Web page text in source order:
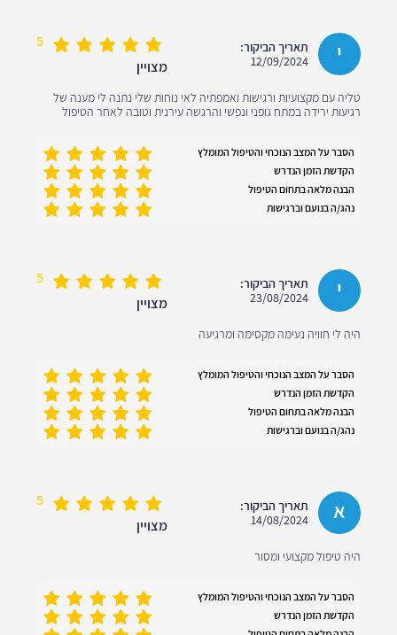
י
תאריך הביקור:
12/09/2024
5
מצויין
טליה עם מקצועיות ורגישות ואמפתיה לאי נוחות שלי נתנה לי מענה של
רגיעות ירידה במתח גופני ונפשי והרגשה עירנית וטובה לאחר הטיפול
הסבר על המצב הנוכחי והטיפול המומלץ
הקדשת הזמן הנדרש
הבנה מלאה בתחום הטיפול
נהג/ה בנועם וברגישות
י
תאריך הביקור:
23/08/2024
5
מצויין
היה לי חוויה נעימה מקסימה ומרגיעה
הסבר על המצב הנוכחי והטיפול המומלץ
הקדשת הזמן הנדרש
הבנה מלאה בתחום הטיפול
נהג/ה בנועם וברגישות
א
תאריך הביקור:
14/08/2024
5
מצויין
היה טיפול מקצועי ומסור
הסבר על המצב הנוכחי והטיפול המומלץ
הקדשת הזמן הנדרש